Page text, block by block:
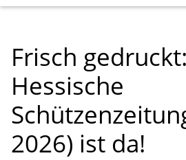
Frisch
Hessische
2026) ist da!